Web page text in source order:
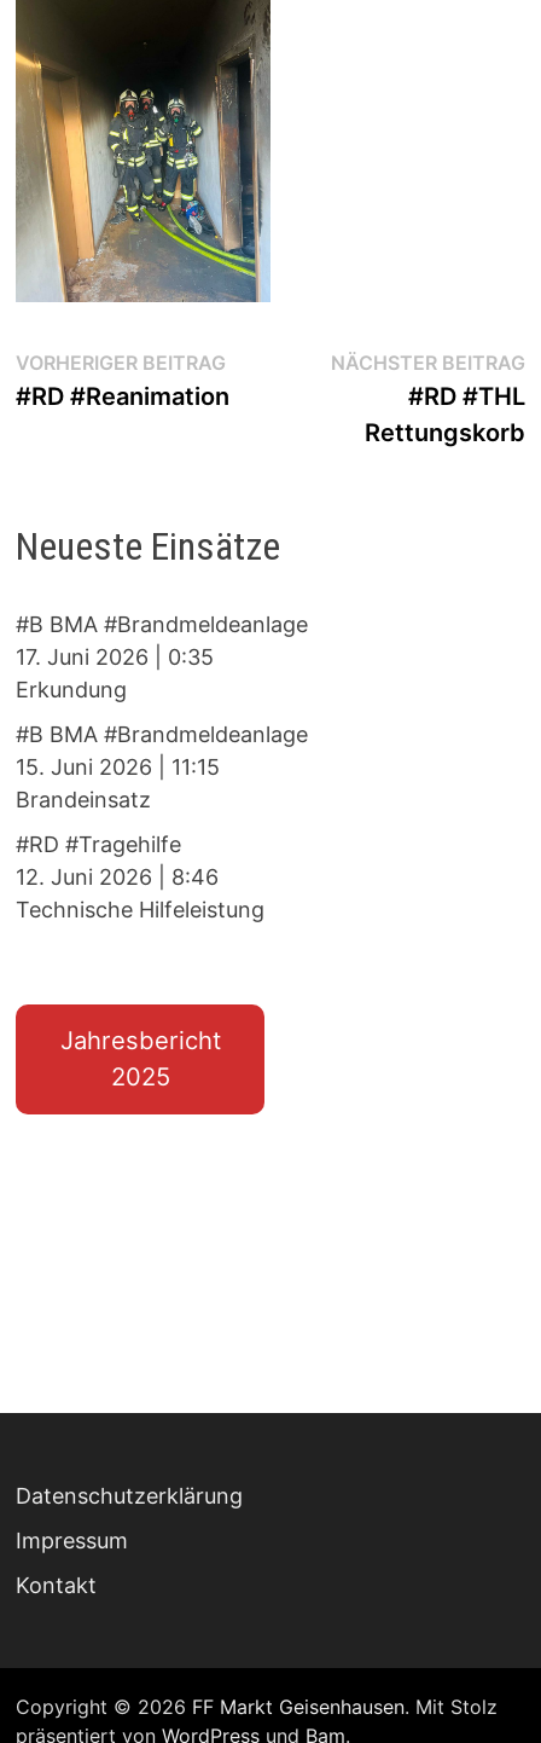
Beitragsnavigation
VORHERIGER BEITRAGVorheriger
Beitrag:
#RD #Reanimation
NÄCHSTER BEITRAG
#RD #THL
Rettungskorb
Neueste Einsätze
#B BMA #Brandmeldeanlage
17. Juni 2026
0:35
Erkundung
#B BMA #Brandmeldeanlage
15. Juni 2026
11:15
Brandeinsatz
#RD #Tragehilfe
12. Juni 2026
8:46
Technische Hilfeleistung
Jahresbericht
2025
Datenschutzerklärung
Impressum
Kontakt
Copyright © 2026 FF Markt Geisenhausen. Mit Stolz
präsentiert von WordPressund Bam.